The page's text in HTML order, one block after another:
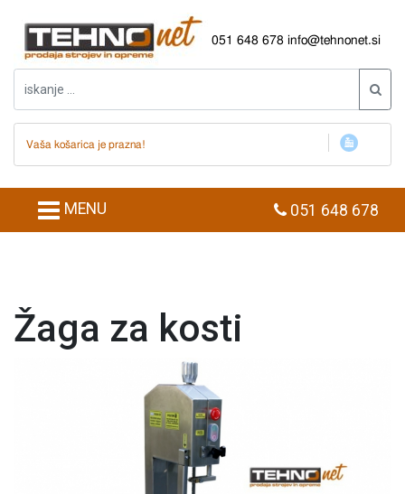
051 648 678 info@tehnonet.si
Vaša košarica je prazna!
MENU 051 648 678
Žaga za kosti